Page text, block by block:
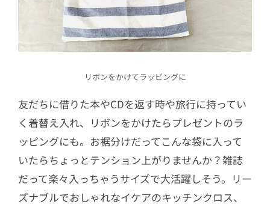
リボンをかけてラッピングに
友だちに借りた本やCDを返す時や旅行に持ってい
く着替え入れ、リボンをかけたらプレゼントのラ
ッピングにも。お裾分けだってこんな袋に入って
いたらちょっとテンション上がりませんか？雑誌
だって楽々入っちゃうサイズで大活躍しそう。リー
ズナブルでおしゃれなイケアのキッチンクロス、